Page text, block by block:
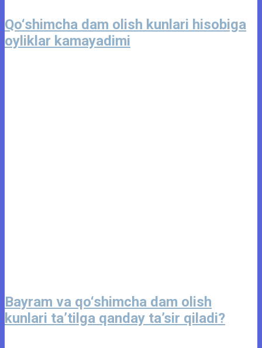
Qo‘shimcha dam olish kunlari hisobiga
oyliklar kamayadimi
Bayram va qo‘shimcha dam olish
kunlari ta’tilga qanday ta’sir qiladi?